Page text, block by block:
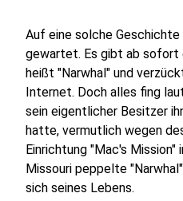
Auf eine solche
gewartet. Es gibt ab sofort
heißt "Narwhal" und
Internet. Doch alles fing
sein eigentlicher Besitzer
hatte, vermutlich wegen
Einrichtung "Mac's Mission"
Missouri peppelte
sich seines Lebens.